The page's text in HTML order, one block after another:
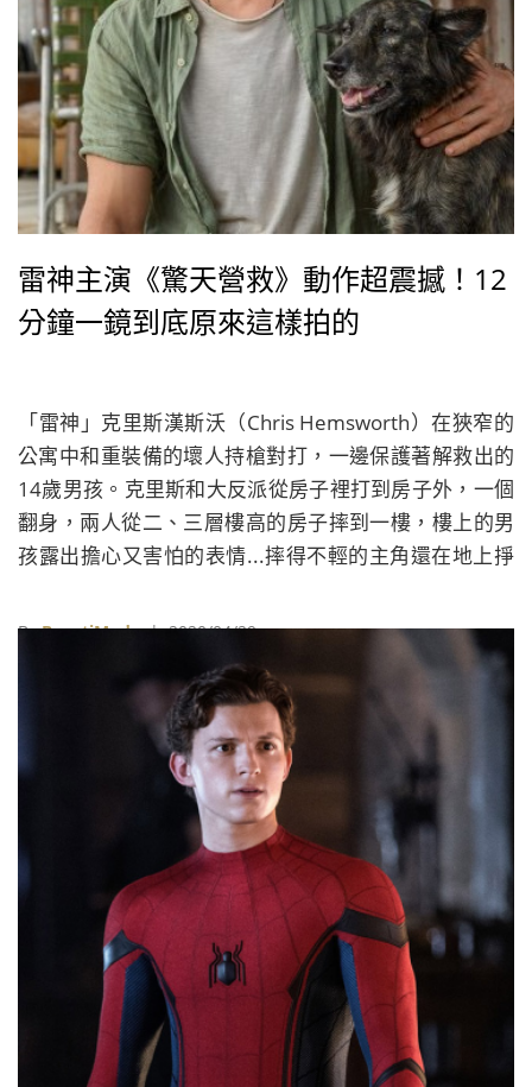
雷神主演《驚天營救》動作超震撼！12
分鐘一鏡到底原來這樣拍的
「雷神」克里斯漢斯沃（Chris Hemsworth）在狹窄的
公寓中和重裝備的壞人持槍對打，一邊保護著解救出的
14歲男孩。克里斯和大反派從房子裡打到房子外，一個
翻身，兩人從二、三層樓高的房子摔到一樓，樓上的男
孩露出擔心又害怕的表情...摔得不輕的主角還在地上掙
勝利，一旁衝出一台轎車卻把他撞個正著，這一切，卻
ByBeautiMode| 2020/04/29